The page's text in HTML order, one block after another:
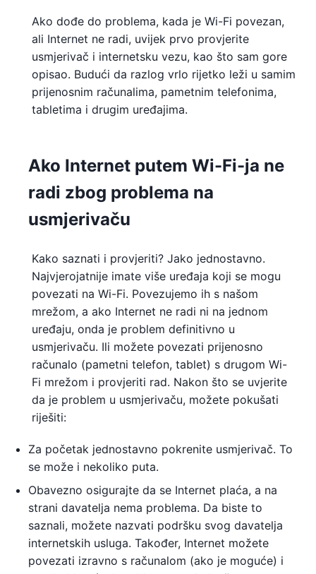
Ako dođe do problema, kada je Wi-Fi povezan,
ali Internet ne radi, uvijek prvo provjerite
usmjerivač i internetsku vezu, kao što sam gore
opisao. Budući da razlog vrlo rijetko leži u samim
prijenosnim računalima, pametnim telefonima,
tabletima i drugim uređajima.
Ako Internet putem Wi-Fi-ja ne
radi zbog problema na
usmjerivaču
Kako saznati i provjeriti? Jako jednostavno.
Najvjerojatnije imate više uređaja koji se mogu
povezati na Wi-Fi. Povezujemo ih s našom
mrežom, a ako Internet ne radi ni na jednom
uređaju, onda je problem definitivno u
usmjerivaču. Ili možete povezati prijenosno
računalo (pametni telefon, tablet) s drugom Wi-
Fi mrežom i provjeriti rad. Nakon što se uvjerite
da je problem u usmjerivaču, možete pokušati
riješiti:
Za početak jednostavno pokrenite usmjerivač. To
se može i nekoliko puta.
Obavezno osigurajte da se Internet plaća, a na
strani davatelja nema problema. Da biste to
saznali, možete nazvati podršku svog davatelja
internetskih usluga. Također, Internet možete
povezati izravno s računalom (ako je moguće) i